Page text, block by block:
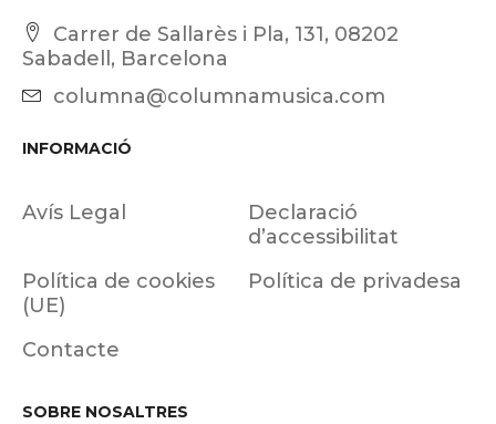
Carrer de Sallarès i Pla, 131, 08202
Sabadell, Barcelona
columna@columnamusica.com
INFORMACIÓ
Avís Legal
Declaració
d’accessibilitat
Política de cookies
(UE)
Política de privadesa
Contacte
SOBRE NOSALTRES